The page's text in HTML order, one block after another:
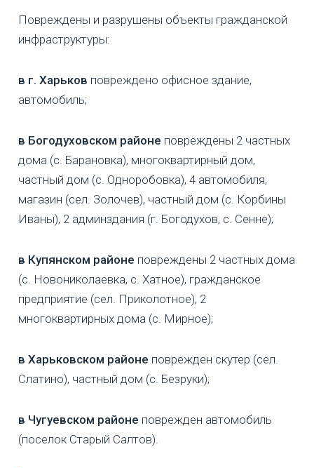
Повреждены и разрушены объекты гражданской
инфраструктуры:
в г. Харьков повреждено офисное здание,
автомобиль;
в Богодуховском районе повреждены 2 частных
дома (с. Барановка), многоквартирный дом,
частный дом (с. Одноробовка), 4 автомобиля,
магазин (сел. Золочев), частный дом (с. Корбины
Иваны), 2 админздания (г. Богодухов, с. Сенне);
в Купянском районе повреждены 2 частных дома
(с. Новониколаевка, с. Хатное), гражданское
предприятие (сел. Приколотное), 2
многоквартирных дома (с. Мирное);
в Харьковском районе поврежден скутер (сел.
Слатино), частный дом (с. Безруки);
в Чугуевском районе поврежден автомобиль
(поселок Старый Салтов).